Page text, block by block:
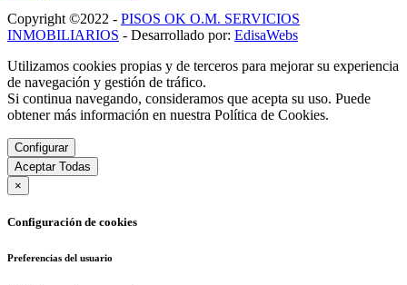
Copyright ©2022 - PISOS OK O.M. SERVICIOS
INMOBILIARIOS - Desarrollado por: EdisaWebs
Utilizamos cookies propias y de terceros para mejorar su experiencia
de navegación y gestión de tráfico.
Si continua navegando, consideramos que acepta su uso. Puede
obtener más información en nuestra Política de Cookies.
Configurar
Aceptar Todas
×
Configuración de cookies
Preferencias del usuario